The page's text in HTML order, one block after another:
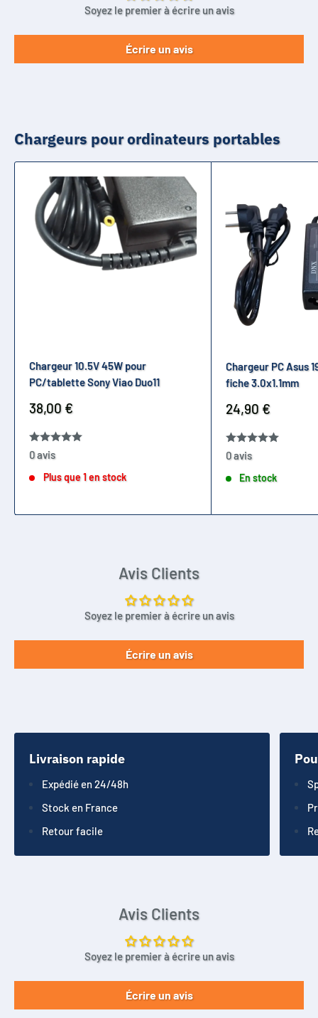
Soyez le premier à écrire un avis
Écrire un avis
Chargeurs pour ordinateurs portables
Chargeur 10.5V 45W pour
PC/tablette Sony Viao Duo11
Prix
réduit
38,00 €
0 avis
Plus que 1 en stock
Chargeur PC Asus
fiche 3.0x1.1mm
Prix
réduit
24,90 €
0 avis
En stock
Avis Clients
Soyez le premier à écrire un avis
Écrire un avis
Livraison rapide
Expédié en 24/48h
Stock en France
Retour facile
Avis Clients
Soyez le premier à écrire un avis
Écrire un avis